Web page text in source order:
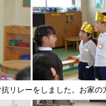
リレーをしました。お家